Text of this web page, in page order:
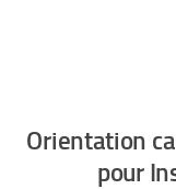
Orientation
pour